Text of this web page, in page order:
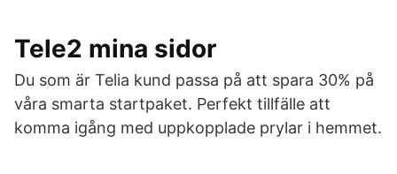
Tele2 mina sidor
Du som är Telia kund passa på att spara 30% på
våra smarta startpaket. Perfekt tillfälle att
komma igång med uppkopplade prylar i hemmet.